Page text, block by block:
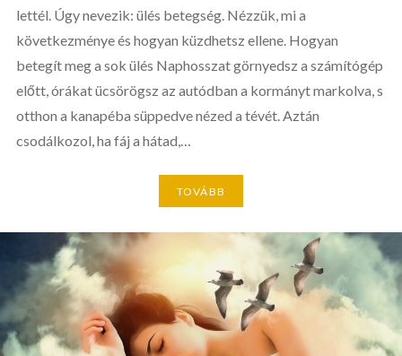
lettél. Úgy nevezik: ülés betegség. Nézzük, mi a
következménye és hogyan küzdhetsz ellene. Hogyan
betegít meg a sok ülés Naphosszat görnyedsz a számítógép
előtt, órákat ücsörögsz az autódban a kormányt markolva, s
otthon a kanapéba süppedve nézed a tévét. Aztán
csodálkozol, ha fáj a hátad,…
TOVÁBB